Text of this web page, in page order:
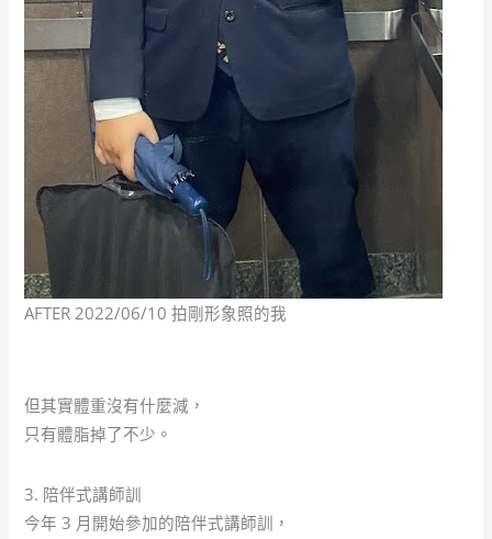
AFTER 2022/06/10 拍剛形象照的我
但其實體重沒有什麼減，
只有體脂掉了不少。
3. 陪伴式講師訓
今年 3 月開始參加的陪伴式講師訓，